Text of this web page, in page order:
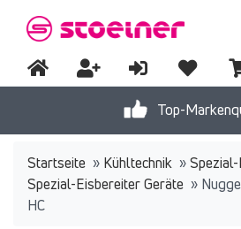
Top-
Startseite » Kühltechnik »
Spezial-Eisbereiter Geräte »
HC